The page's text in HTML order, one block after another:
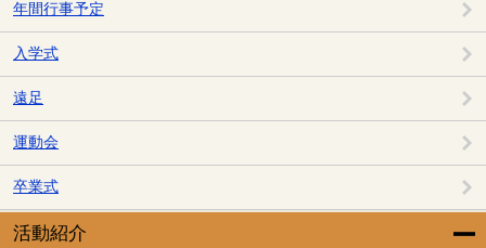
年間行事予定
入学式
遠足
運動会
卒業式
活動紹介